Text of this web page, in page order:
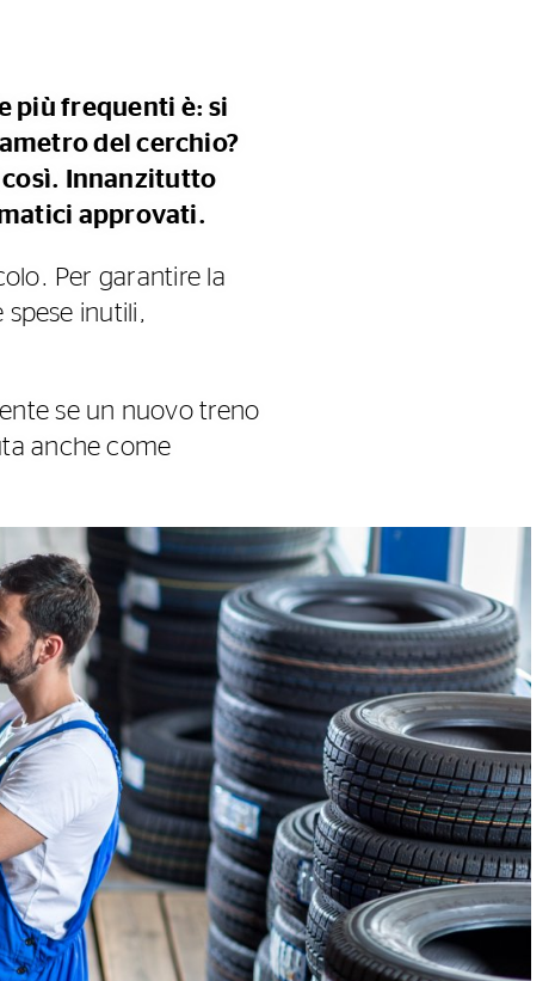
più frequenti è: si
del cerchio?
così. Innanzitutto
approvati.
Per garantire la
inutili,
se un nuovo treno
anche come